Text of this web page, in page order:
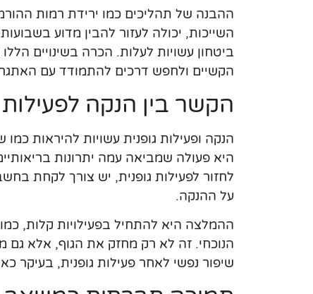
ההבנה של תהליכים כמו ירידת רמות
השייכות, יכולה לעזור להבין מדוע
ביטחון עשויות לעלות. הכרה בשינויים
הקשיים ולחפש דרכים להתמודד עם
הקשר בין הנקה לפעילות
הנקה ופעילות גופנית עשויות להיראות
היא פעולה שמביאה עמה יתרונות
לחזור לפעילות גופנית, יש צורך לקחת
על ההנקה.
ההמלצה היא להתחיל בפעילויות קלות,
הנוכחי. זה לא רק מחזק את הגוף, אלא גם
שיפור נפשי לאחר פעילות גופנית,